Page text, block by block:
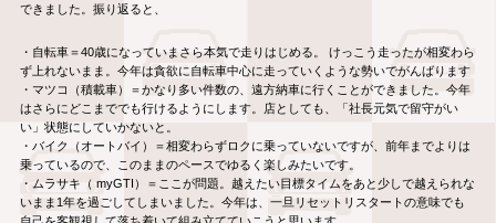
できました。振り返ると、
・自転車＝40歳になっていまさら本気で走りはじめる。 けっこう走ったが相変わら
ず上れないまま。今年は貪欲に自転車中心に走っていくような勢いでがんばります
・マツコ（積載車）＝かなり多い件数の、遠方納車に行くことができました。今年
はさらにどこまででも行けるようにします。店としても、「社長元気で留守がい
い」状態にしていかないと。
・バイク（オートバイ）＝相変わらずロクに乗っていないですが、前年までよりは
乗っているので、このままのペースでゆるく楽しみたいです。
・ムラサキ（ myGTI）＝ここが問題。越えたい目標タイムをあと少しで越えられな
いまま1年を過ごしてしまいました。今年は、一旦リセットリスタートの意味でも